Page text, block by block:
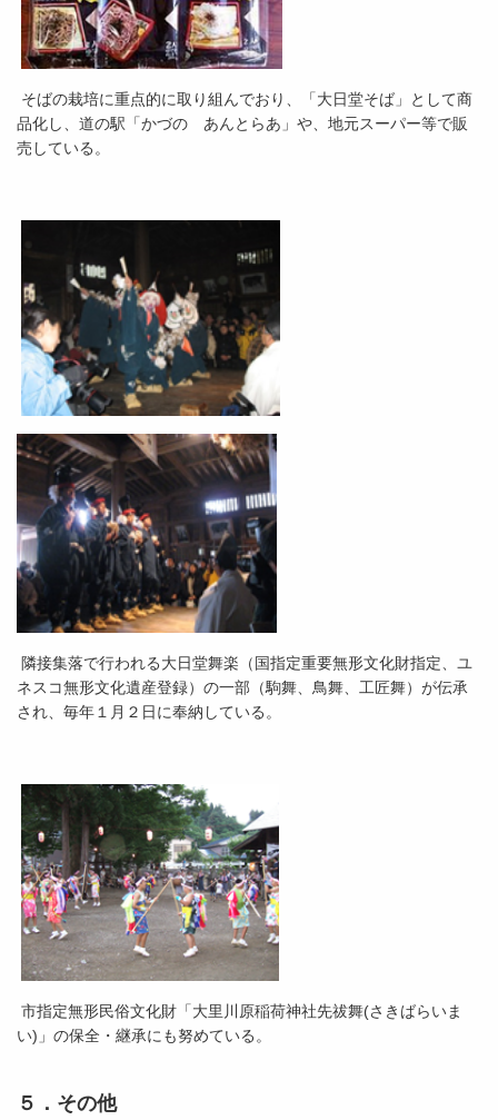
そばの栽培に重点的に取り組んでおり、「大日堂そば」として商
品化し、道の駅「かづの あんとらあ」や、地元スーパー等で販
売している。
隣接集落で行われる大日堂舞楽（国指定重要無形文化財指定、ユ
ネスコ無形文化遺産登録）の一部（駒舞、鳥舞、工匠舞）が伝承
され、毎年１月２日に奉納している。
市指定無形民俗文化財「大里川原稲荷神社先祓舞(さきばらいま
い)」の保全・継承にも努めている。
５．その他